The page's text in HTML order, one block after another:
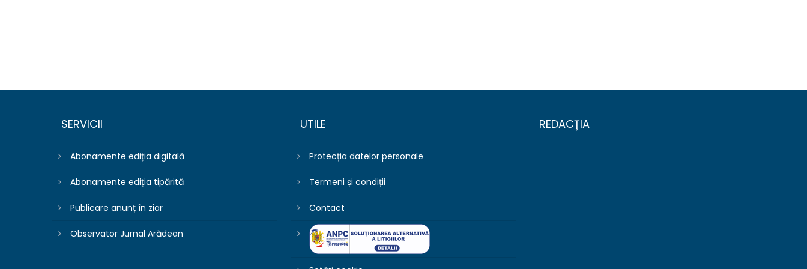
SERVICII
Abonamente ediția digitală
Abonamente ediția tipărită
Publicare anunț în ziar
Observator Jurnal Arădean
UTILE
Protecția datelor personale
Termeni și condiții
Contact
REDACȚIA